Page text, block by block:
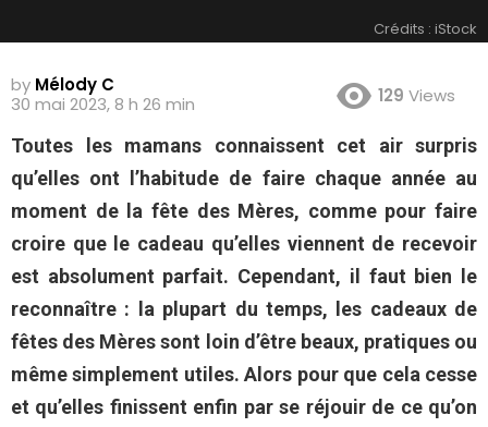
Crédits : iStock
by Mélody C
30 mai 2023, 8 h 26 min
129 Views
Toutes les mamans connaissent cet air surpris
qu’elles ont l’habitude de faire chaque année au
moment de la fête des Mères, comme pour faire
croire que le cadeau qu’elles viennent de recevoir
est absolument parfait. Cependant, il faut bien le
reconnaître : la plupart du temps, les cadeaux de
fêtes des Mères sont loin d’être beaux, pratiques ou
même simplement utiles. Alors pour que cela cesse
et qu’elles finissent enfin par se réjouir de ce qu’on